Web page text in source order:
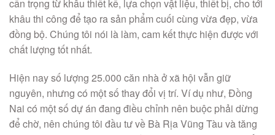
cẩn trọng từ khâu thiết kế, lựa chọn vật liệu, thiết bị, cho tới
khâu thi công để tạo ra sản phẩm cuối cùng vừa đẹp, vừa
đồng bộ. Chúng tôi nói là làm, cam kết thực hiện được với
chất lượng tốt nhất.
Hiện nay số lượng 25.000 căn nhà ở xã hội vẫn giữ
nguyên, nhưng có một số thay đổi vị trí. Ví dụ như, Đồng
Nai có một số dự án đang điều chỉnh nên buộc phải dừng
để chờ, nên chúng tôi đầu tư về Bà Rịa Vũng Tàu và tăng